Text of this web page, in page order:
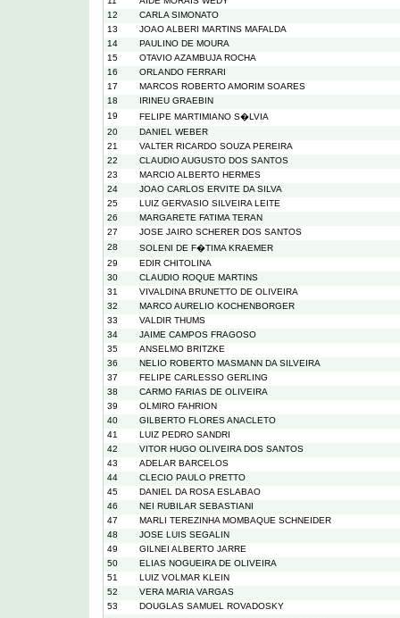
12
CARLA SIMONATO
13
JOAO ALBERI MARTINS MAFALDA
14
PAULINO DE MOURA
15
OTAVIO AZAMBUJA ROCHA
16
ORLANDO FERRARI
17
MARCOS ROBERTO AMORIM SOARES
18
IRINEU GRAEBIN
19
FELIPE MARTIMIANO S�LVIA
20
DANIEL WEBER
21
VALTER RICARDO SOUZA PEREIRA
22
CLAUDIO AUGUSTO DOS SANTOS
23
MARCIO ALBERTO HERMES
24
JOAO CARLOS ERVITE DA SILVA
25
LUIZ GERVASIO SILVEIRA LEITE
26
MARGARETE FATIMA TERAN
27
JOSE JAIRO SCHERER DOS SANTOS
28
SOLENI DE F�TIMA KRAEMER
29
EDIR CHITOLINA
30
CLAUDIO ROQUE MARTINS
31
VIVALDINA BRUNETTO DE OLIVEIRA
32
MARCO AURELIO KOCHENBORGER
33
VALDIR THUMS
34
JAIME CAMPOS FRAGOSO
35
ANSELMO BRITZKE
36
NELIO ROBERTO MASMANN DA SILVEIRA
37
FELIPE CARLESSO GERLING
38
CARMO FARIAS DE OLIVEIRA
39
OLMIRO FAHRION
40
GILBERTO FLORES ANACLETO
41
LUIZ PEDRO SANDRI
42
VITOR HUGO OLIVEIRA DOS SANTOS
43
ADELAR BARCELOS
44
CLECIO PAULO PRETTO
45
DANIEL DA ROSA ESLABAO
46
NEI RUBILAR SEBASTIANI
47
MARLI TEREZINHA MOMBAQUE SCHNEIDER
48
JOSE LUIS SEGALIN
49
GILNEI ALBERTO JARRE
50
ELIAS NOGUEIRA DE OLIVEIRA
51
LUIZ VOLMAR KLEIN
52
VERA MARIA VARGAS
53
DOUGLAS SAMUEL ROVADOSKY